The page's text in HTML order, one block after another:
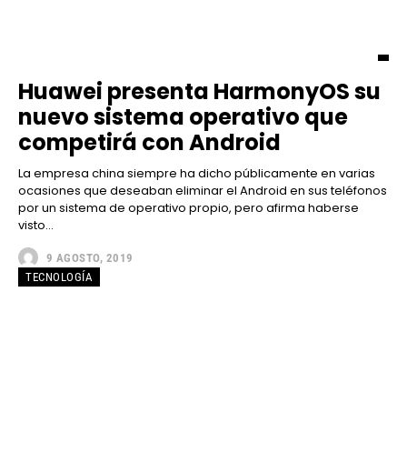
Huawei presenta HarmonyOS su
nuevo sistema operativo que
competirá con Android
La empresa china siempre ha dicho públicamente en varias
ocasiones que deseaban eliminar el Android en sus teléfonos
por un sistema de operativo propio, pero afirma haberse
visto...
9 AGOSTO, 2019
TECNOLOGÍA